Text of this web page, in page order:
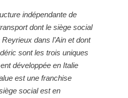
indépendante de
dont le siège social
Reyrieux dans l’Ain et dont
sont les trois uniques
développée en Italie
est une franchise
social est en